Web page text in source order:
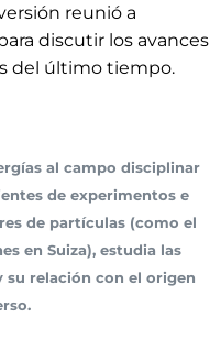
reunió a
discutir los avances
del último tiempo.
al campo disciplinar
de experimentos e
de partículas (como el
en Suiza), estudia las
su relación con el origen